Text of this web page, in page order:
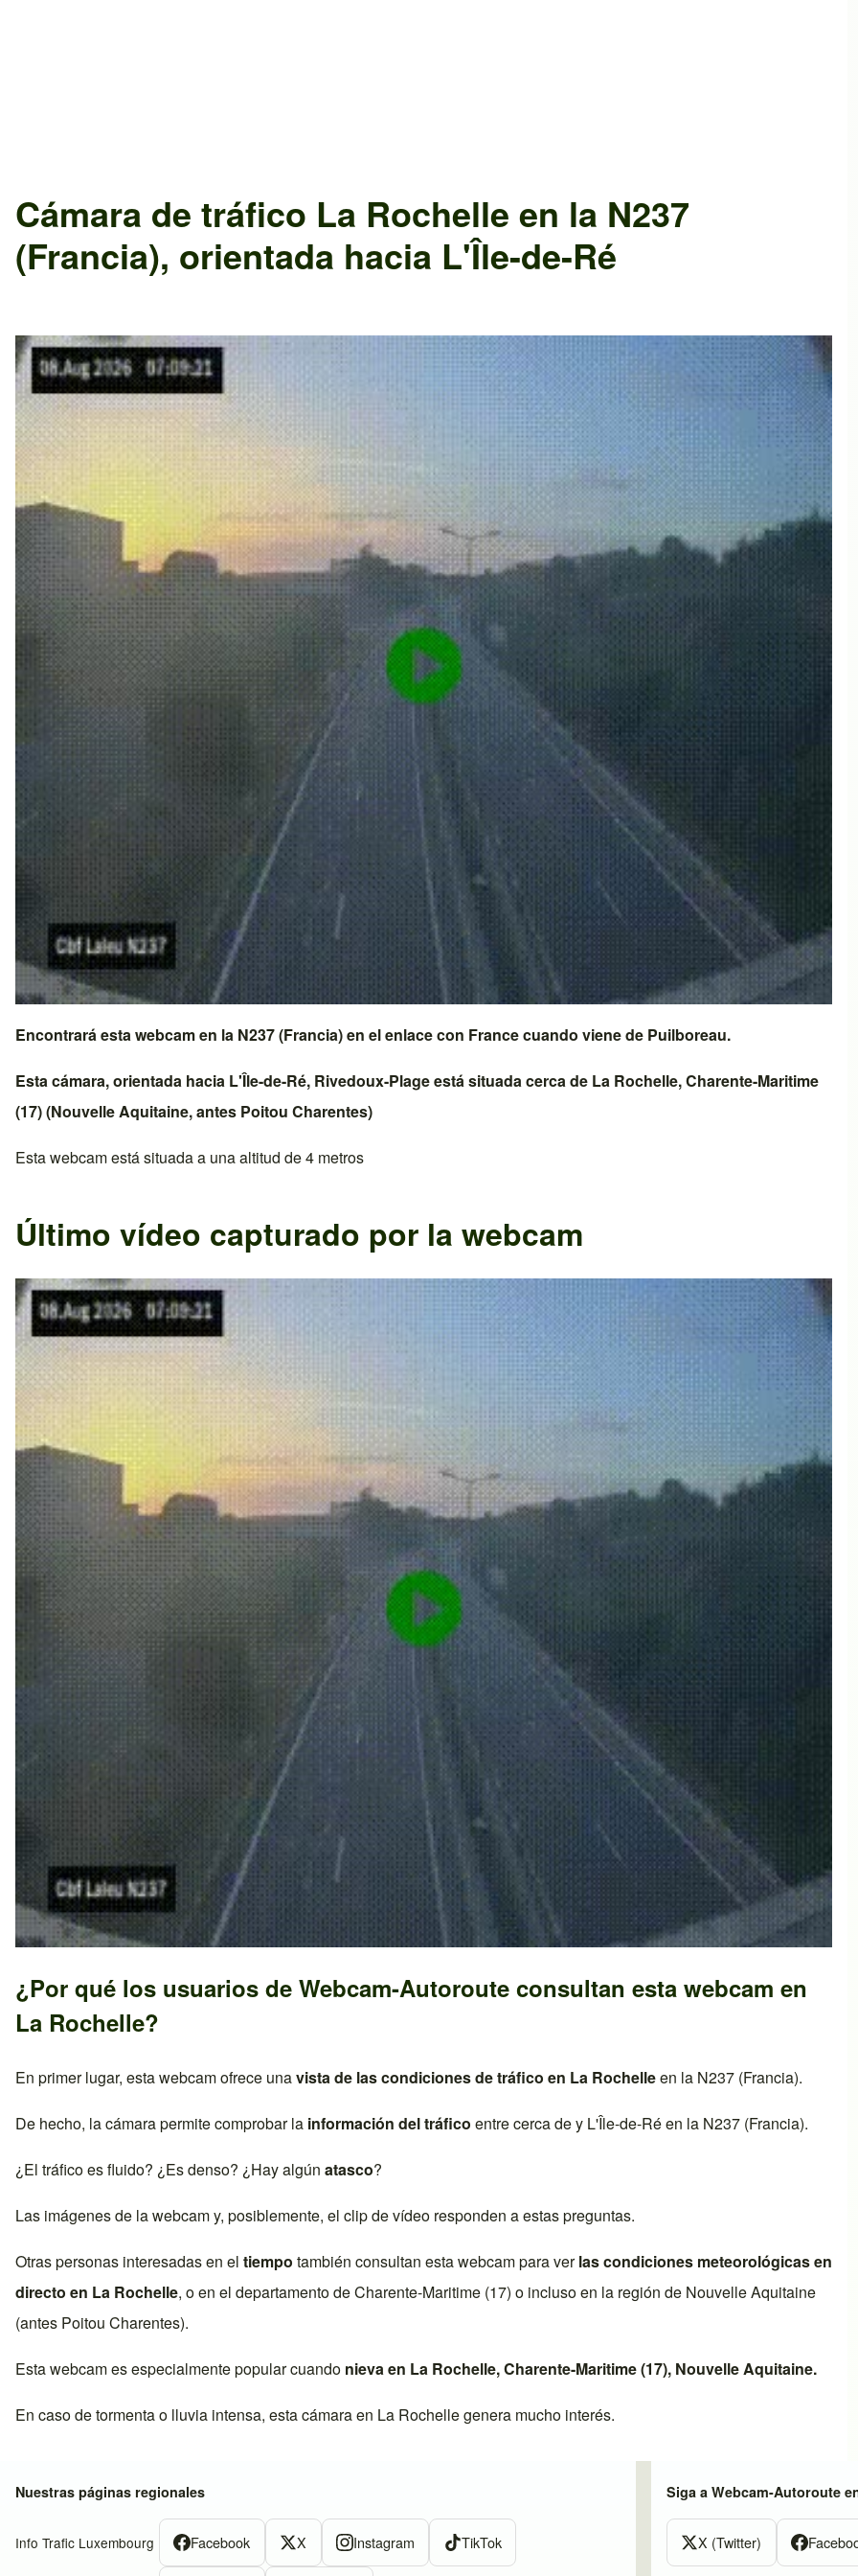
Cámara de tráfico La Rochelle en la N237
(Francia), orientada hacia L'Île-de-Ré
Encontrará esta webcam en la N237 (Francia)en el enlace con Francecuando viene de Puilboreau.
Esta cámara, orientada hacia L'Île-de-Ré, Rivedoux-Plageestá situada cerca de La Rochelle,Charente-Maritime
(17)(Nouvelle Aquitaine, antes Poitou Charentes)
Esta webcam está situada a una altitud de 4 metros
Último vídeo capturado por la webcam
¿Por qué los usuarios de Webcam-Autoroute consultan esta webcam en
La Rochelle?
En primer lugar, esta webcam ofrece unavista de las condiciones de tráfico en La Rochelleen la N237 (Francia).
De hecho, la cámara permite comprobar la información del tráfico entre cerca de y L'Île-de-Réen la N237 (Francia).
¿El tráfico es fluido? ¿Es denso? ¿Hay algún atasco?
Las imágenes de la webcam y, posiblemente, el clip de vídeo responden a estas preguntas.
Otras personas interesadas en el tiempo también consultan esta webcam para verlas condiciones meteorológicas en
directo en La Rochelle, o en el departamento deCharente-Maritime (17) o incluso en la región de Nouvelle Aquitaine
(antes Poitou Charentes).
Esta webcam es especialmente popular cuando nieva en La Rochelle,Charente-Maritime (17), Nouvelle Aquitaine.
En caso de tormenta o lluvia intensa, esta cámara en La Rochellegenera mucho interés.
Nuestras páginas regionales
Info Trafic Luxembourg Facebook X Instagram TikTok
Siga a Webcam-Autoroute
X (Twitter)